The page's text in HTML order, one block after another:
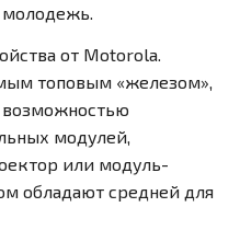
от Motorola.
топовым «железом»,
модулей,
или модуль-
обладают средней для